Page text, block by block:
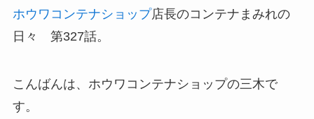
ホウワコンテナショップ店長のコンテナまみれの
日々 第327話。
こんばんは、ホウワコンテナショップの三木で
す。